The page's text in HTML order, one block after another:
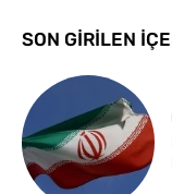
SON GİRİLEN